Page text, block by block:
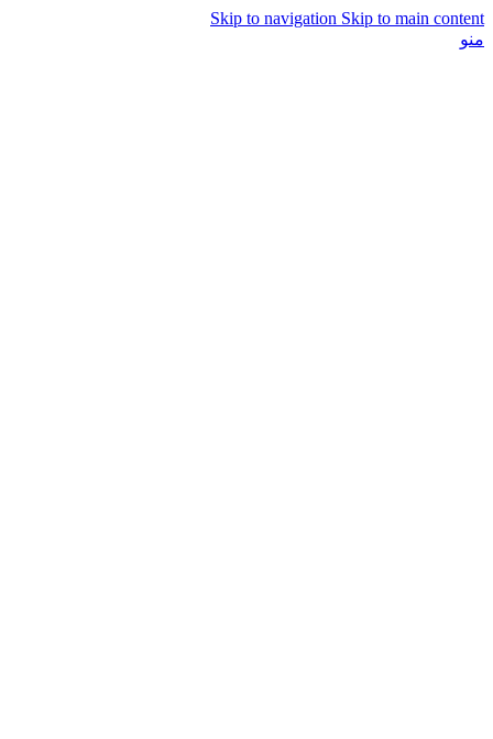
Skip to navigation Skip to main content
منو